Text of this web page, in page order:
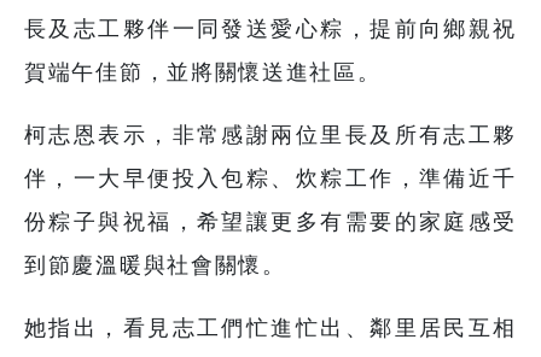
長及志工夥伴一同發送愛心粽，提前向鄉親祝
賀端午佳節，並將關懷送進社區。
柯志恩表示，非常感謝兩位里長及所有志工夥
伴，一大早便投入包粽、炊粽工作，準備近千
份粽子與祝福，希望讓更多有需要的家庭感受
到節慶溫暖與社會關懷。
她指出，看見志工們忙進忙出、鄰里居民互相